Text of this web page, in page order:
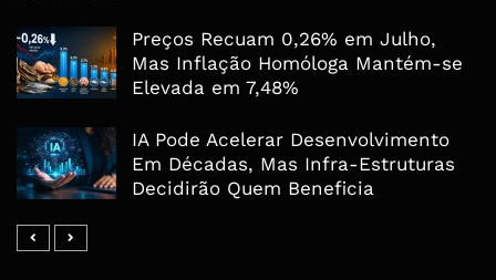
Preços Recuam 0,26% em Julho,
Mas Inflação Homóloga Mantém-se
Elevada em 7,48%
IA Pode Acelerar Desenvolvimento
Em Décadas, Mas Infra-Estruturas
Decidirão Quem Beneficia